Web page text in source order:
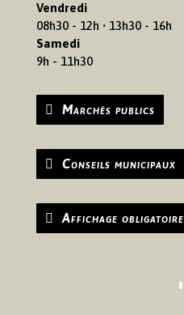
Vendredi
08h30 - 12h • 13h30 - 16h
Samedi
9h - 11h30
Marchés publics
Conseils municipaux
Affichage obligatoire